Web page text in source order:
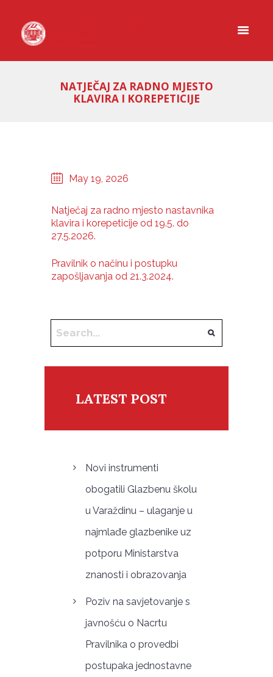
NATJEČAJ ZA RADNO MJESTO
KLAVIRA I KOREPETICIJE
May 19, 2026
Natječaj za radno mjesto nastavnika
klavira i korepeticije od 19.5. do
27.5.2026.
Pravilnik o načinu i postupku
zapošljavanja od 21.3.2024.
LATEST POST
Novi instrumenti
obogatili Glazbenu školu
u Varaždinu – ulaganje u
najmlađe glazbenike uz
potporu Ministarstva
znanosti i obrazovanja
Poziv na savjetovanje s
javnošću o Nacrtu
Pravilnika o provedbi
postupaka jednostavne